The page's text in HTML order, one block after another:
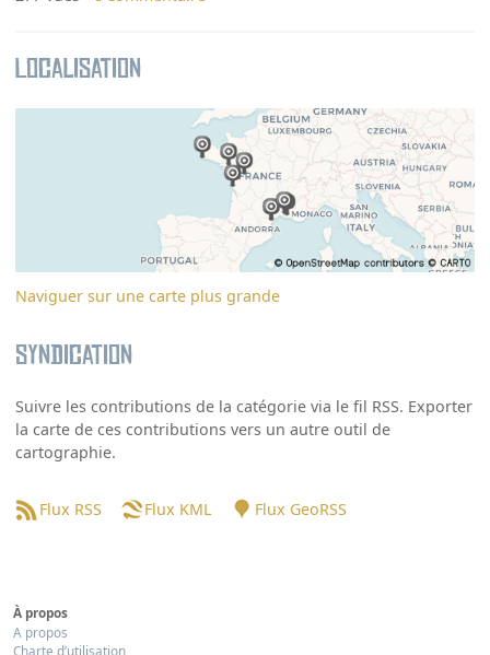
Localisation
Naviguer sur une carte plus grande
Syndication
Suivre les contributions de la catégorie via le fil RSS. Exporter
la carte de ces contributions vers un autre outil de
cartographie.
Flux RSS Flux KML Flux GeoRSS
À propos
A propos
Charte d’utilisation